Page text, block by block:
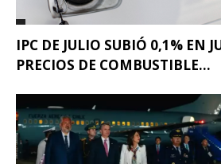
IPC DE JULIO SUBIÓ 0,1% EN
PRECIOS DE COMBUSTIBLE...